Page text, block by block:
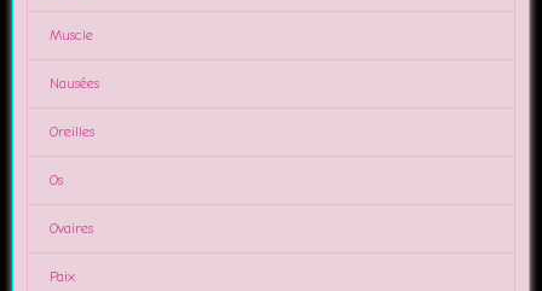
Muscle
Nausées
Oreilles
Os
Ovaires
Paix